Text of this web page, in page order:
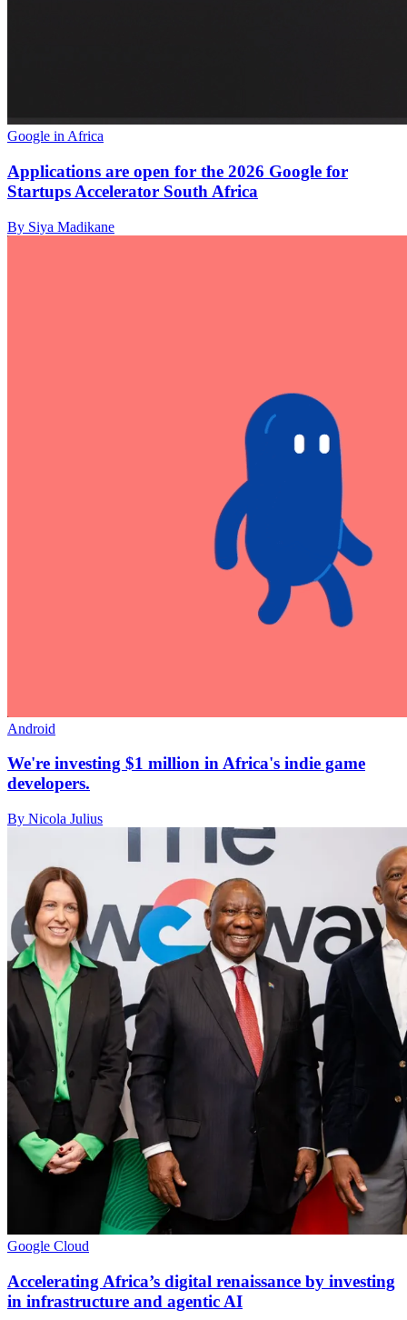
Google in Africa
Applications are open for the 2026 Google for
Startups Accelerator South Africa
By Siya Madikane
Android
We're investing $1 million in Africa's indie game
developers.
By Nicola Julius
Google Cloud
Accelerating Africa’s digital renaissance by investing
in infrastructure and agentic AI